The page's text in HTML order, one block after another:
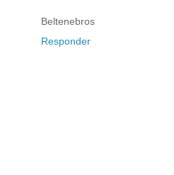
Beltenebros
Responder